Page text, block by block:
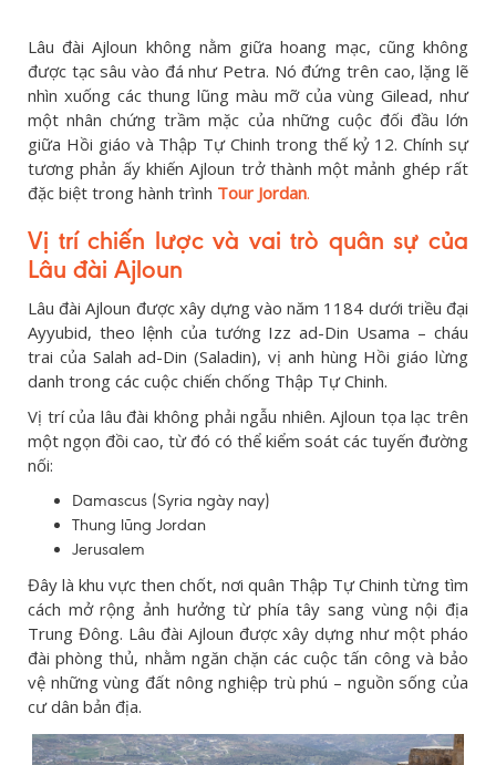
Lâu đài Ajloun không nằm giữa hoang mạc, cũng không
được tạc sâu vào đá như Petra. Nó đứng trên cao, lặng lẽ
nhìn xuống các thung lũng màu mỡ của vùng Gilead, như
một nhân chứng trầm mặc của những cuộc đối đầu lớn
giữa Hồi giáo và Thập Tự Chinh trong thế kỷ 12. Chính sự
tương phản ấy khiến Ajloun trở thành một mảnh ghép rất
đặc biệt trong hành trình Tour Jordan.
Vị trí chiến lược và vai trò quân sự của
Lâu đài Ajloun
Lâu đài Ajloun được xây dựng vào năm 1184 dưới triều đại
Ayyubid, theo lệnh của tướng Izz ad-Din Usama – cháu
trai của Salah ad-Din (Saladin), vị anh hùng Hồi giáo lừng
danh trong các cuộc chiến chống Thập Tự Chinh.
Vị trí của lâu đài không phải ngẫu nhiên. Ajloun tọa lạc trên
một ngọn đồi cao, từ đó có thể kiểm soát các tuyến đường
nối:
Damascus (Syria ngày nay)
Thung lũng Jordan
Jerusalem
Đây là khu vực then chốt, nơi quân Thập Tự Chinh từng tìm
cách mở rộng ảnh hưởng từ phía tây sang vùng nội địa
Trung Đông. Lâu đài Ajloun được xây dựng như một pháo
đài phòng thủ, nhằm ngăn chặn các cuộc tấn công và bảo
vệ những vùng đất nông nghiệp trù phú – nguồn sống của
cư dân bản địa.